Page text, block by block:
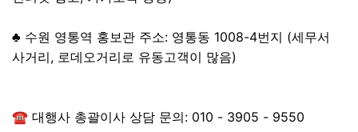
♣ 수원 영통역 홍보관 주소: 영통동 1008-4번지 (세무서
사거리, 로데오거리로 유동고객이 많음)
☎ 대행사 총괄이사 상담 문의: 010 - 3905 - 9550